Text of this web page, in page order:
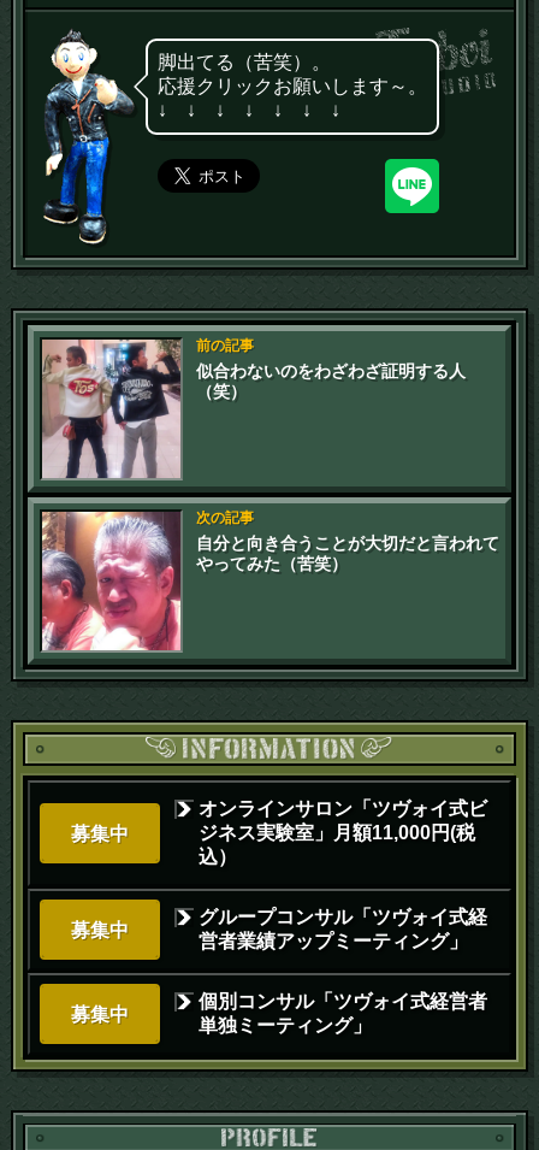
脚出てる（苦笑）。
応援クリックお願いします～。
↓ ↓ ↓ ↓ ↓ ↓ ↓
前の記事
似合わないのをわざわざ証明する人
（笑）
次の記事
自分と向き合うことが大切だと言われて
やってみた（苦笑）
募集中
オンラインサロン「ツヴォイ式ビ
ジネス実験室」月額11,000円(税
込）
募集中
グループコンサル「ツヴォイ式経
営者業績アップミーティング」
募集中
個別コンサル「ツヴォイ式経営者
単独ミーティング」